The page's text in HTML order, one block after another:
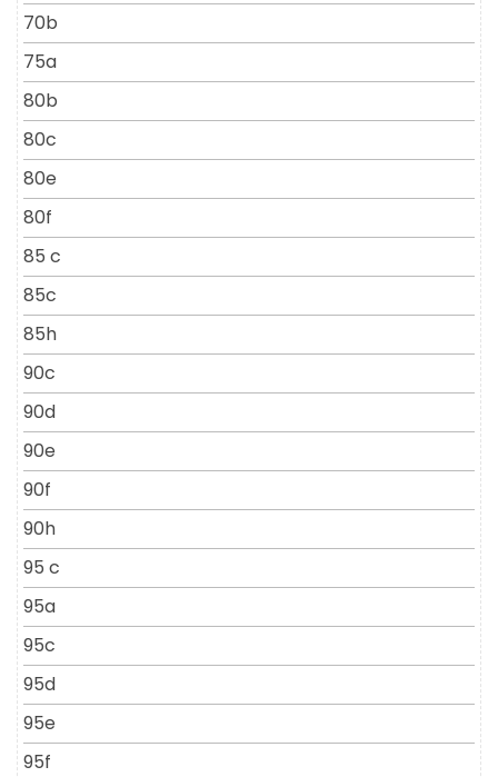
70b
75a
80b
80c
80e
80f
85 c
85c
85h
90c
90d
90e
90f
90h
95 c
95a
95c
95d
95e
95f